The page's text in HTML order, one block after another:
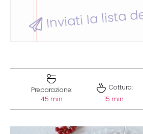
Inviati la lista
Preparazione:
45 min
Cottura:
15 min